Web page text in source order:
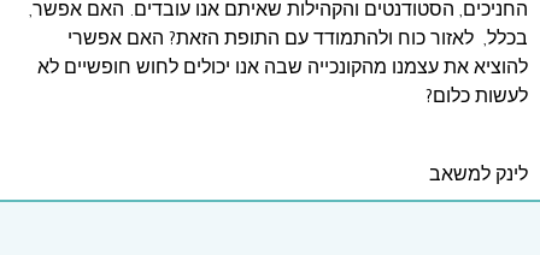
החניכים, הסטודנטים והקהילות שאיתם אנו עובדים. האם אפשר,
בכלל, לאזור כוח ולהתמודד עם התופת הזאת? האם אפשרי
להוציא את עצמנו מהקונכייה שבה אנו יכולים לחוש חופשיים לא
לעשות כלום?
לינק למשאב